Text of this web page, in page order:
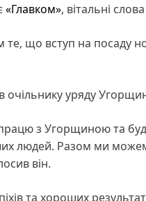
«Главком», вітальні
що вступ на посаду
очільнику уряду
з Угорщиною та
людей. Разом ми
він.
та хороших